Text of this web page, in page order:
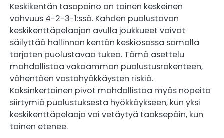
Keskikentän tasapaino on toinen keskeinen
vahvuus 4-2-3-1:ssä. Kahden puolustavan
keskikenttäpelaajan avulla joukkueet voivat
säilyttää hallinnan kentän keskiosassa samalla
tarjoten puolustavaa tukea. Tämä asettelu
mahdollistaa vakaamman puolustusrakenteen,
vähentäen vastahyökkäysten riskiä.
Kaksinkertainen pivot mahdollistaa myös nopeita
siirtymiä puolustuksesta hyökkäykseen, kun yksi
keskikenttäpelaaja voi vetäytyä taaksepäin, kun
toinen etenee.